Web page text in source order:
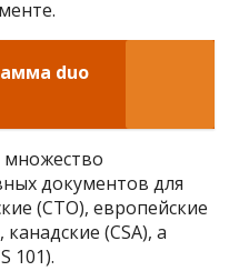
duo
множество
документов для
(СТО), европейские
(CSA), а
101).